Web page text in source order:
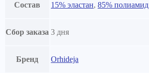
Состав 15% эластан, 85% полиамид
Сбор заказа 3 дня
Бренд Orhideja